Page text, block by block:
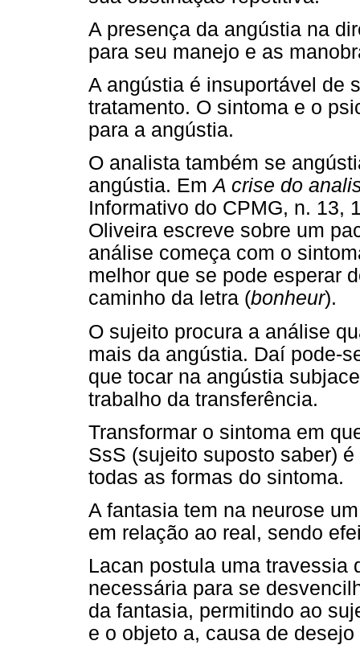
A presença da angústia na
para seu manejo e as
A angústia é insuportável de
tratamento. O sintoma e o
para a angústia.
O analista também se
angústia. EmA crise do
Informativo do CPMG, n. 13,
Oliveira escreve sobre um
análise começa com o
melhor que se pode esperar
caminho da letra (bonheur).
O sujeito procura a análise
mais da angústia. Daí pode-
que tocar na angústia
trabalho da transferência.
Transformar o sintoma em
SsS (sujeito suposto saber)
todas as formas do sintoma.
A fantasia tem na neurose
em relação ao real, sendo
Lacan postula uma travessia
necessária para se
da fantasia, permitindo ao
e o objeto a, causa de desejo